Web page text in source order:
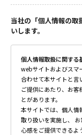
当社の「個人情報の
いします。
個人情報取扱に関する
webサイトおよびスマ
合わせて本サイトと言
ご提供にあたり、お
とがあります。
本サイトでは、個人情
取り扱いを実施し、
心感をご提供できるよ